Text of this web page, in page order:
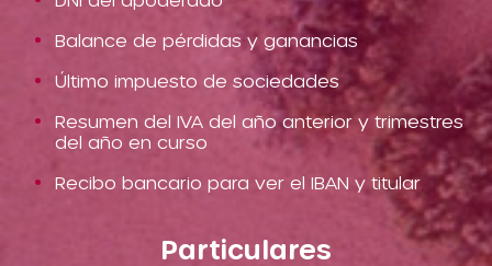
Balance de pérdidas y ganancias
Último impuesto de sociedades
Resumen del IVA del año anterior y trimestres
del año en curso
Recibo bancario para ver el IBAN y titular
Particulares